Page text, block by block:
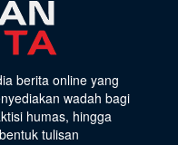
berita online yang
wadah bagi
humas, hingga
tulisan